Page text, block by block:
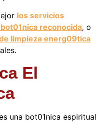
los servicios
reconocida, o
limpieza energ09tica
El
una bot01nica espiritual